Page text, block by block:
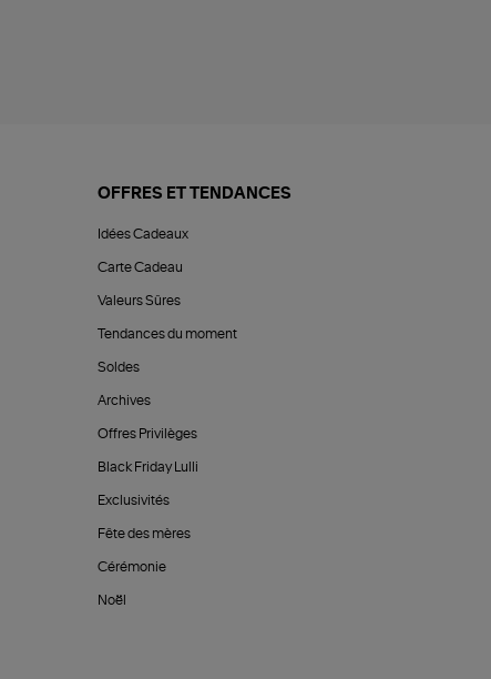
OFFRES ET TENDANCES
Idées Cadeaux
Carte Cadeau
Valeurs Sûres
Tendances du moment
Soldes
Archives
Offres Privilèges
Black Friday Lulli
Exclusivités
Fête des mères
Cérémonie
Noël